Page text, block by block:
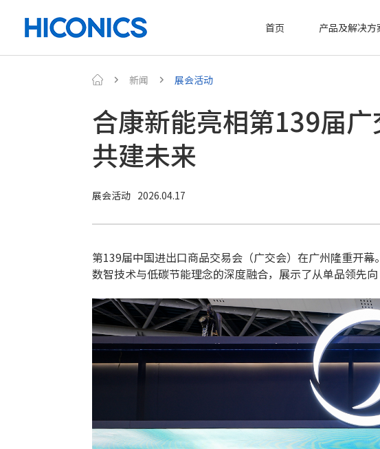
首页 产品及解决方
新闻 展会活动
合康新能亮相第139届
共建未来
展会活动 2026.04.17
第139届中国进出口商品交易会（广交会）在广州隆重开幕
数智技术与低碳节能理念的深度融合，展示了从单品领先向